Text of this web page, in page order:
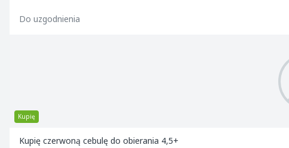
Do uzgodnienia
Kupię
Kupię czerwoną cebulę do obierania 4,5+